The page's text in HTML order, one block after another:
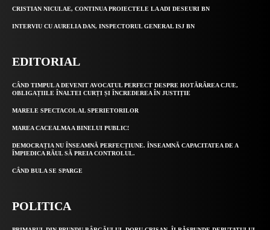
CRISTIAN NICULAE, CONTINUA PROIECTELE LA ADI DESEURI BN
INTERVIU CU AURELIA DAN, INSPECTORUL GENERAL ISJ BN
EDITORIAL
CÂND TIMPUL A DEVENIT AVOCATUL PERFECT DESPRE HOTĂRÂREA CJUE,
OBLIGAȚIILE ÎNALTEI CURȚI ȘI ÎNCREDEREA ÎN JUSTIȚIE
MARELE SPECTACOL AL SPERIETORILOR
MAREA CACEALMA A BINELUI PUBLIC!
DEMOCRAȚIA NU ÎNSEAMNĂ PERFECȚIUNE. ÎNSEAMNĂ CAPACITATEA DE A
ÎMPIEDICA RĂUL SĂ PREIA CONTROLUL.
CÂND BULA SE SPARGE
POLITICA